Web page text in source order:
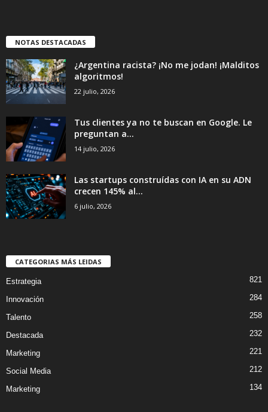
NOTAS DESTACADAS
¿Argentina racista? ¡No me jodan! ¡Malditos
algoritmos!
22 julio, 2026
Tus clientes ya no te buscan en Google. Le
preguntan a...
14 julio, 2026
Las startups construídas con IA en su ADN
crecen 145% al...
6 julio, 2026
CATEGORIAS MÁS LEIDAS
Estrategia 821
Innovación 284
Talento 258
Destacada 232
Marketing 221
Social Media 212
Marketing 134